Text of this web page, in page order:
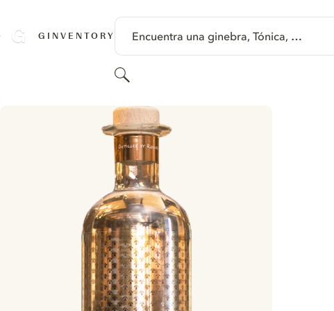
GINVENTORY Encuentra una ginebra, Tónica, …
Buscar